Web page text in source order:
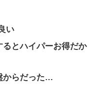
い
とハイパーお得だか
からだった…